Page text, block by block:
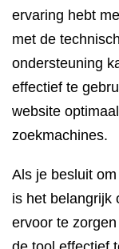
ervaring hebt
met de
ondersteuning
effectief te
website
zoekmachines.
Als je besluit
is het belangrijk
ervoor te